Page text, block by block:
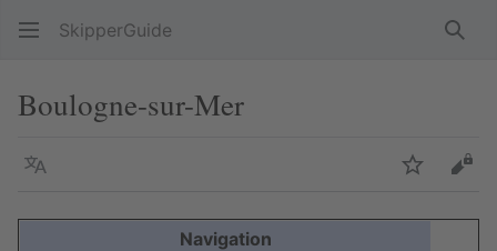
SkipperGuide
Boulogne-sur-Mer
Sprache
Navigation